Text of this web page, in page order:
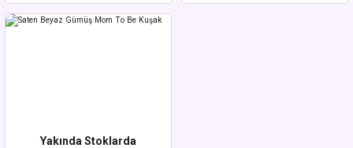
Yakında Stoklarda